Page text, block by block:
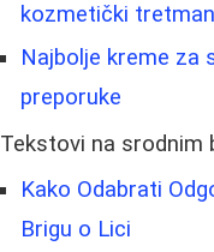
kozmetički
Najbolje kreme za
preporuke
Tekstovi na srodnim
Kako Odabrati
Brigu o Lici